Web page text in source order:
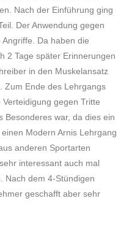
Nach der Einführung ging
Der Anwendung gegen
Da haben die
2 Tage später Erinnerungen
in den Muskelansatz
Zum Ende des Lehrgangs
gegen Tritte
Besonderes war, da dies ein
Modern Arnis Lehrgang
anderen Sportarten
interessant auch mal
Nach dem 4-Stündigen
geschafft aber sehr